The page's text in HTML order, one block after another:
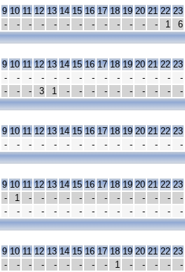
9 10 11 12 13 14 15 16 17 18 19 20 21 22 23
- - - - - - - - - - - - - 1 6
9 10 11 12 13 14 15 16 17 18 19 20 21 22 23
- - - - - - - - - - - - - - -
- - - 3 1 - - - - - - - - - -
9 10 11 12 13 14 15 16 17 18 19 20 21 22 23
- - - - - - - - - - - - - - -
9 10 11 12 13 14 15 16 17 18 19 20 21 22 23
- 1 - - - - - - - - - - - - -
- - - - - - - - - - - - - - -
9 10 11 12 13 14 15 16 17 18 19 20 21 22 23
- - - - - - - - - 1 - - - - -